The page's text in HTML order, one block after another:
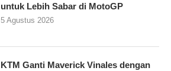
untuk Lebih Sabar di MotoGP
5 Agustus 2026
KTM Ganti Maverick Vinales dengan